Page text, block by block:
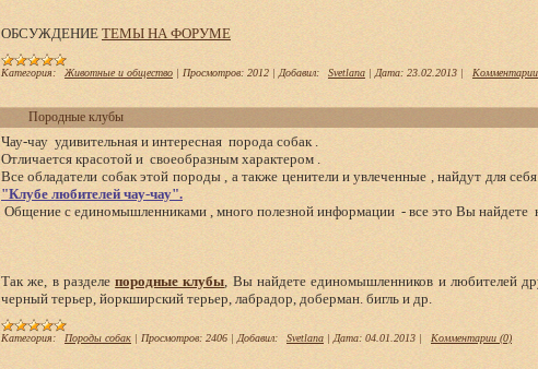
ОБСУЖДЕНИЕ ТЕМЫ НА ФОРУМЕ
Категория: Животные и общество | Просмотров: 2012 | Добавил: Svetlana | Дата: 23.02.2013 |
Породные клубы
Чау-чау удивительная и интересная порода собак .
Отличается красотой и своеобразным характером .
Все обладатели собак этой породы , а также ценители и увлеченные , найдут для
"Клубе любителей чау-чау".
Общение с единомышленниками , много полезной информации - все это Вы найдете
Так же, в разделепородные клубы, Вы найдете единомышленников и любителей
черный терьер, йоркширский терьер, лабрадор, доберман. бигль и др.
Категория: Породы собак | Просмотров: 2406 | Добавил: Svetlana | Дата: 04.01.2013 | Комментарии (0)